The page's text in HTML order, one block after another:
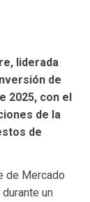
liderada
de
2025, con el
de la
de
de Mercado
durante un